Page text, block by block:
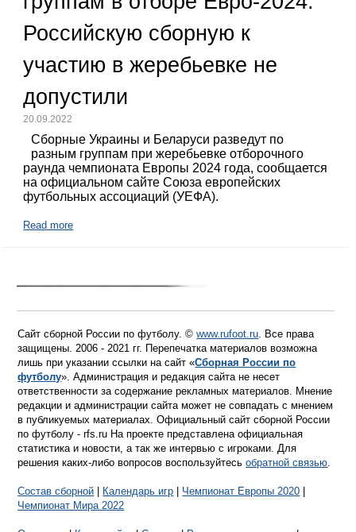
Российскую сборную к
участию в жеребьевке не
допустили
20.09.2022
Сборные Украины и Беларуси разведут по
разным группам при жеребьевке отборочного
раунда чемпионата Европы 2024 года, сообщается
на официальном сайте Союза европейских
футбольных ассоциаций (УЕФА).
Read more
Сайт сборной России по футболу. ©www.rufoot.ru. Все права
защищены. 2006 - 2021 гг. Перепечатка материалов возможна
лишь при указании ссылки на сайт «Сборная России по
футболу». Администрация и редакция сайта не несет
ответственности за содержание рекламных материалов. Мнение
редакции и администрации сайта может не совпадать с мнением
в публикуемых материалах. Официальный сайт сборной России
по футболу - rfs.ru На проекте представлена официальная
статистика и новости, а так же интервью с игроками. Для
решения каких-либо вопросов воспользуйтесьобратной связью.
Состав сборной Календарь игр Чемпионат Европы 2020
Чемпионат Мира 2022